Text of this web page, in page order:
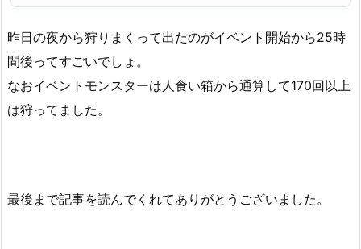
昨日の夜から狩りまくって出たのがイベント開始から25時
間後ってすごいでしょ。
なおイベントモンスターは人食い箱から通算して170回以上
は狩ってました。
最後まで記事を読んでくれてありがとうございました。